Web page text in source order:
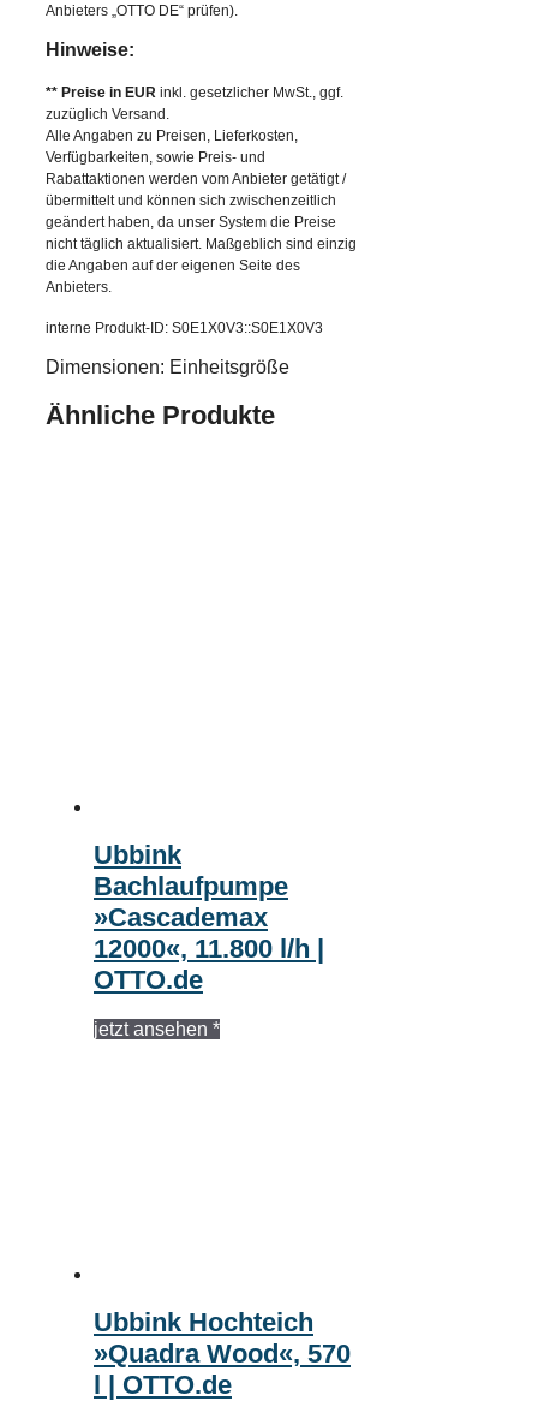
Anbieters „OTTO DE“ prüfen).
Hinweise:
** Preise in EUR inkl. gesetzlicher MwSt., ggf.
zuzüglich Versand.
Alle Angaben zu Preisen, Lieferkosten,
Verfügbarkeiten, sowie Preis- und
Rabattaktionen werden vom Anbieter getätigt /
übermittelt und können sich zwischenzeitlich
geändert haben, da unser System die Preise
nicht täglich aktualisiert. Maßgeblich sind einzig
die Angaben auf der eigenen Seite des
Anbieters.
interne Produkt-ID: S0E1X0V3::S0E1X0V3
Dimensionen: Einheitsgröße
Ähnliche Produkte
Ubbink
Bachlaufpumpe
»Cascademax
12000«, 11.800 l/h |
OTTO.de
jetzt ansehen *
Ubbink Hochteich
»Quadra Wood«, 570
l | OTTO.de